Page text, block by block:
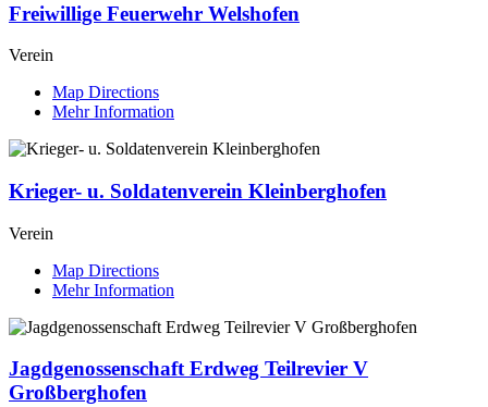
Freiwillige Feuerwehr Welshofen
Verein
Map Directions
Mehr Information
Krieger- u. Soldatenverein Kleinberghofen
Verein
Map Directions
Mehr Information
Jagdgenossenschaft Erdweg Teilrevier V
Großberghofen